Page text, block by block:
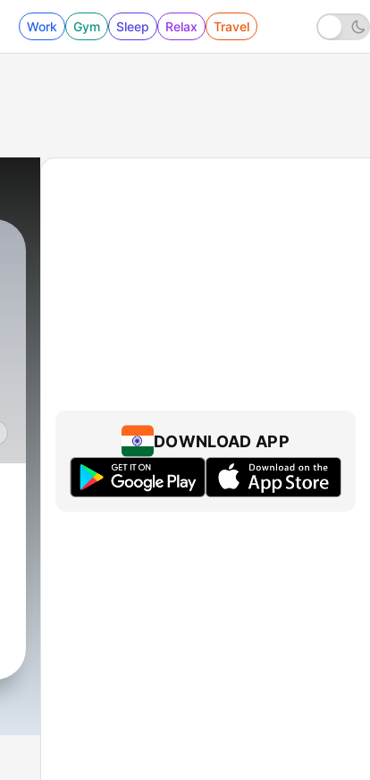
Work Gym Sleep Relax Travel
DOWNLOAD APP